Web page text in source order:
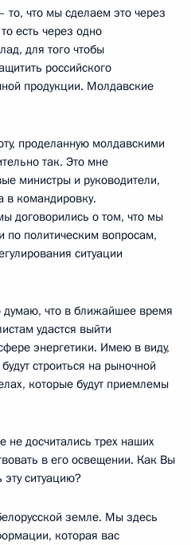
то, что мы сделаем это через
есть через одно
для того чтобы
российского
продукции. Молдавские
проделанную молдавскими
так. Это мне
министры и руководители,
в командировку.
договорились о том, что мы
по политическим вопросам,
ситуации
думаю, что в ближайшее время
удастся выйти
энергетики. Имею в виду,
строиться на рыночной
которые будут приемлемы
досчитались трех наших
в его освещении. Как Вы
ситуацию?
земле. Мы здесь
которая вас